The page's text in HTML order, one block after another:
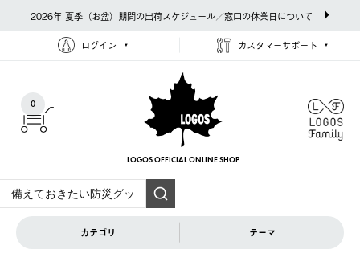
2026年 夏季（お盆）期間の出荷スケジュール／窓口の休業日について
ログイン カスタマーサポート
0
LOGOS OFFICIAL ONLINE SHOP
カテゴリ テーマ